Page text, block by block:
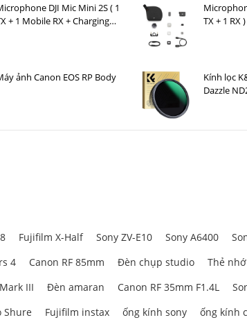
DJI Mic Mini 2S ( 1
+ 1 Mobile RX + Charging
TX + 1 RX )
ảnh Canon EOS RP Body
Kính lọc
Dazzle
Fujifilm X-Half Sony ZV-E10 Sony A6400
4 Canon RF 85mm Đèn chụp studio
Thẻ nhớ
III Đèn amaran Canon RF 35mm F1.4L
Shure Fujifilm instax ống kính sony
ống kính